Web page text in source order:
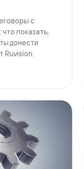
чтения
сайте,